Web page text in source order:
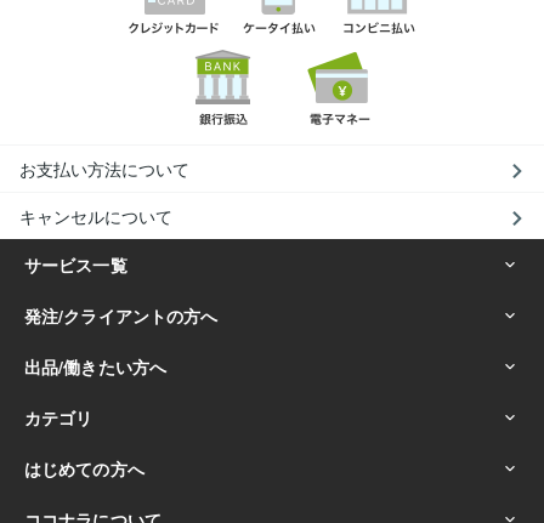
お支払い方法について
キャンセルについて